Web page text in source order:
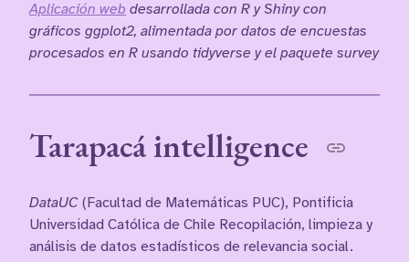
Aplicación web desarrollada con R y Shiny con
gráficos ggplot2, alimentada por datos de encuestas
procesados en R usando tidyverse y el paquete survey
Tarapacá intelligence
DataUC (Facultad de Matemáticas PUC), Pontificia
Universidad Católica de Chile Recopilación, limpieza y
análisis de datos estadísticos de relevancia social.